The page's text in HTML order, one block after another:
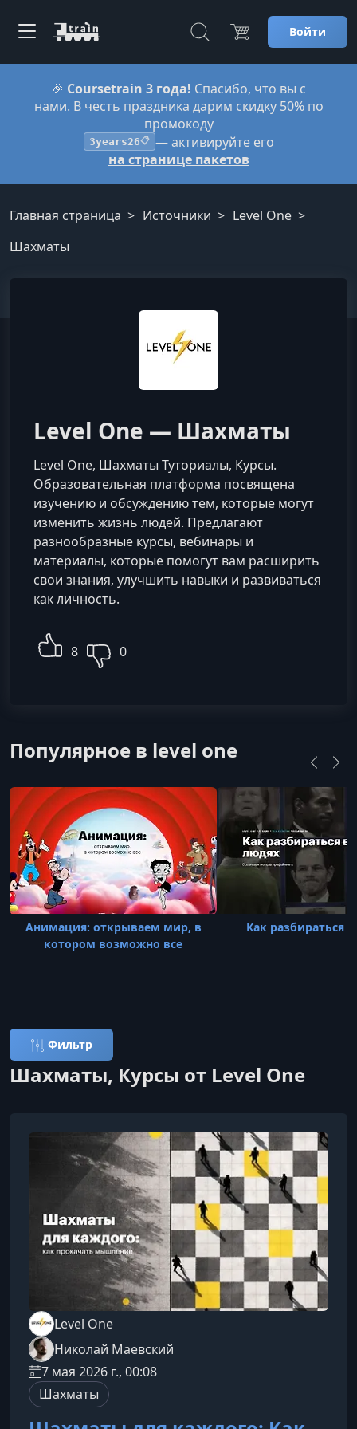
Войти
🎉 Coursetrain 3 года! Спасибо, что вы с
нами. В честь праздника дарим скидку 50% по
промокоду
3years26📋 — активируйте его
на странице пакетов
Главная страница Источники
Level One
Шахматы
Level One — Шахматы
Level One, Шахматы Туториалы, Курсы.
Образовательная платформа посвящена
изучению и обсуждению тем, которые могут
изменить жизнь людей. Предлагают
разнообразные курсы, вебинары и
материалы, которые помогут вам расширить
свои знания, улучшить навыки и развиваться
как личность.
8 0
Популярное в level one
Анимация: открываем мир, в
котором возможно все
Как разбираться
Фильтр
Шахматы, Курсы от Level One
Level One
Николай Маевский
7 мая 2026 г., 00:08
Шахматы